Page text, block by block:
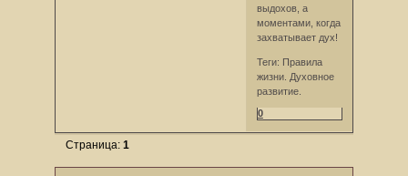
выдохов, а
моментами, когда
захватывает дух!
Теги: Правила
жизни. Духовное
развитие.
0
Страница: 1